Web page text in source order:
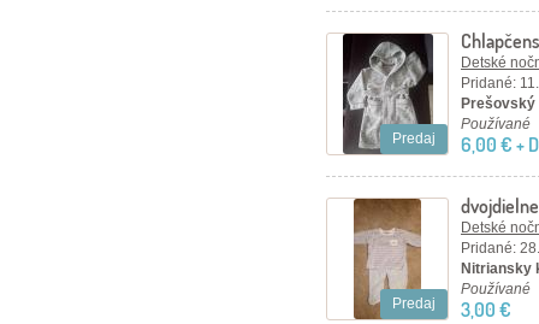
Predaj
Detské
Pridané:
Prešovský
Používané
6,00 € +
Predaj
Detské
Pridané:
Nitriansky
Používané
3,00 €